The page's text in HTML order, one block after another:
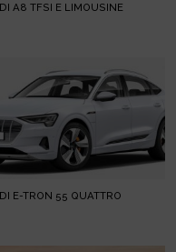
A8 TFSI E LIMOUSINE
E-TRON 55 QUATTRO